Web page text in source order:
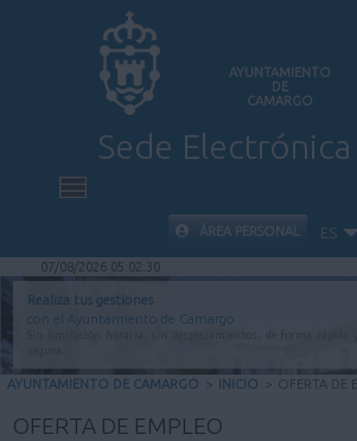
AYUNTAMIENTO
DE
CAMARGO
Sede Electrónica
INICIO
INFORMACIÓN
CARPETA
ÁREA PERSONAL ES
07/08/2026 05:02:30
Realiza tus gestiones
con el Ayuntamiento de Camargo
AYUNTAMIENTO DE CAMARGO > INICIO > OFERTA DE
OFERTA DE EMPLEO